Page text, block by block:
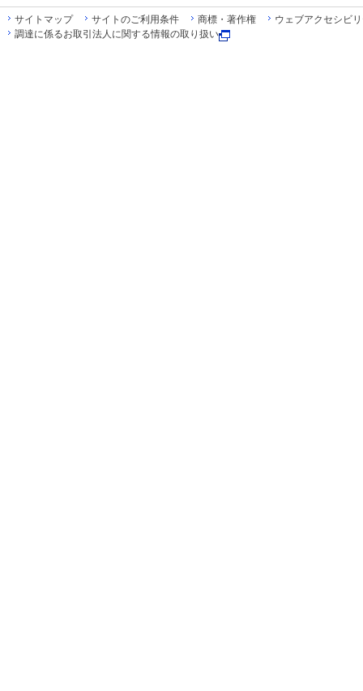
サイトマップ サイトのご利用条件 商標・著作権
ウェブアクセシビ
調達に係るお取引法人に関する情報の取り扱い